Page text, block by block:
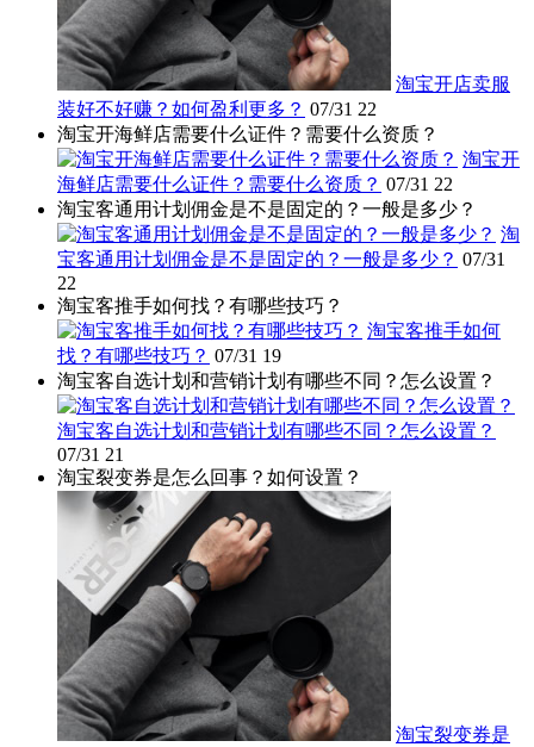
淘宝开店卖服
装好不好赚？如何盈利更多？ 07/31 22
淘宝开海鲜店需要什么证件？需要什么资质？
淘宝开
海鲜店需要什么证件？需要什么资质？ 07/31 22
淘宝客通用计划佣金是不是固定的？一般是多少？
淘
宝客通用计划佣金是不是固定的？一般是多少？ 07/31
22
淘宝客推手如何找？有哪些技巧？
淘宝客推手如何
找？有哪些技巧？ 07/31 19
淘宝客自选计划和营销计划有哪些不同？怎么设置？
淘宝客自选计划和营销计划有哪些不同？怎么设置？
07/31 21
淘宝裂变券是怎么回事？如何设置？
淘宝裂变券是